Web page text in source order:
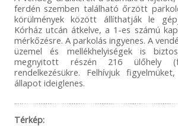
ferdén szemben található őrzött
körülmények között állíthatják le
Kórház utcán átkelve, a 1-es számú
mérkőzésre. A parkolás ingyenes. A
üzemel és mellékhelyiségek is
megnyitott részén 216 ülőhely
rendelkezésükre. Felhívjuk
állapot ideiglenes.
Térkép: